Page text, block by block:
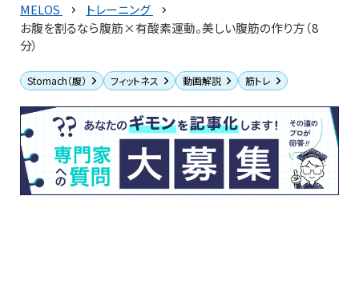
MELOS
トレーニング
お腹を割るなら腹筋×有酸素運動。美しい腹筋の作り方（8
分）
Stomach（腹） フィットネス 動画解説 筋トレ